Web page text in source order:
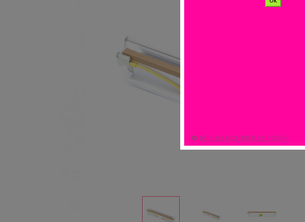
NE PLUS MONTRER CE POPUP.